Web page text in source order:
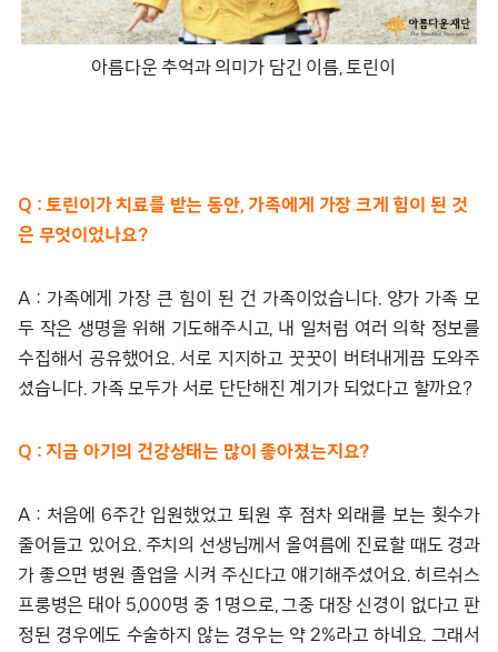
아름다운 추억과 의미가 담긴 이름, 토린이
Q : 토린이가 치료를 받는 동안, 가족에게 가장 크게 힘이 된 것
은 무엇이었나요?
A : 가족에게 가장 큰 힘이 된 건 가족이었습니다. 양가 가족 모
두 작은 생명을 위해 기도해주시고, 내 일처럼 여러 의학 정보를
수집해서 공유했어요. 서로 지지하고 꿋꿋이 버텨내게끔 도와주
셨습니다. 가족 모두가 서로 단단해진 계기가 되었다고 할까요?
Q : 지금 아기의 건강상태는 많이 좋아졌는지요?
A : 처음에 6주간 입원했었고 퇴원 후 점차 외래를 보는 횟수가
줄어들고 있어요. 주치의 선생님께서 올여름에 진료할 때도 경과
가 좋으면 병원 졸업을 시켜 주신다고 얘기해주셨어요. 히르쉬스
프룽병은 태아 5,000명 중 1명으로, 그중 대장 신경이 없다고 판
정된 경우에도 수술하지 않는 경우는 약 2%라고 하네요. 그래서